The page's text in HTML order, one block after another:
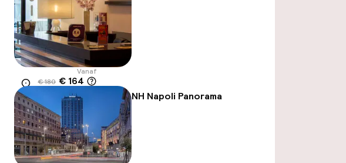
Locatie
Vanaf
€ 180 € 164
NH Napoli Panorama